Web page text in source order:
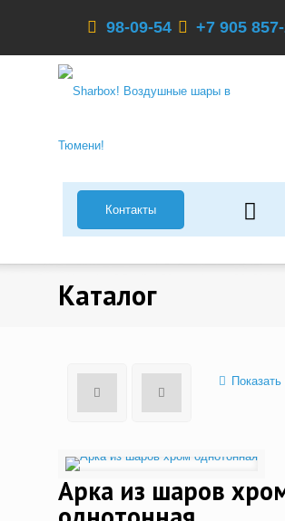
98-09-54 +7 905
Контакты
Каталог
Показать
Арка из шаров